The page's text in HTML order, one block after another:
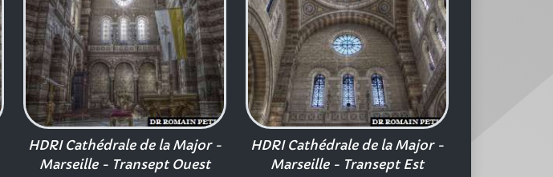
HDRI Cathédrale de la Major -
Marseille - Transept Ouest
HDRI Cathédrale de la Major -
Marseille - Transept Est